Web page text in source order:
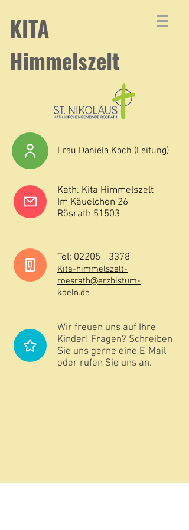
KITA
Himmelszelt
Frau Daniela Koch (Leitung)
Kath. Kita Himmelszelt
Im Käuelchen 26
Rösrath 51503
Tel: 02205 - 3378
​Kita-himmelszelt-
roesrath@erzbistum-
koeln.de
Wir freuen uns auf Ihre
Kinder! Fragen? Schreiben
Sie uns gerne eine E-Mail
oder rufen Sie uns an.